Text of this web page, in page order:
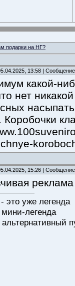
подарки на НГ?
13:58 |
какой-
нет
Коробочки
15:26 |
это уже легенда
легенда